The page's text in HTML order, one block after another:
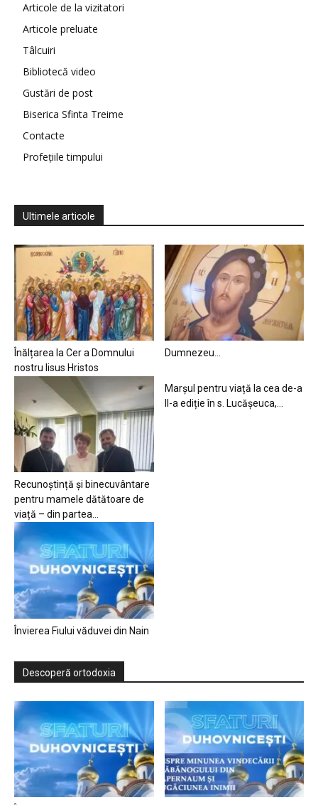
Articole de la vizitatori
Articole preluate
Tâlcuiri
Bibliotecă video
Gustări de post
Biserica Sfinta Treime
Contacte
Profețiile timpului
Ultimele articole
Înălțarea la Cer a Domnului
nostru Iisus Hristos
Dumnezeu…
Recunoștință și binecuvântare
pentru mamele dătătoare de
viață – din partea...
Marșul pentru viață la cea de-a
II-a ediție în s. Lucășeuca,...
Învierea Fiului văduvei din Nain
Descoperă ortodoxia